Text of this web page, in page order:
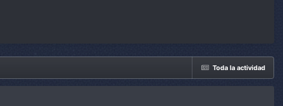
Toda la actividad